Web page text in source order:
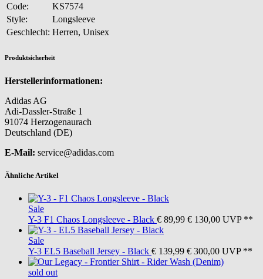
Code:
KS7574
Style:
Longsleeve
Geschlecht: Herren, Unisex
Produktsicherheit
Herstellerinformationen:
Adidas AG
Adi-Dassler-Straße 1
91074 Herzogenaurach
Deutschland (DE)
E-Mail: service@adidas.com
Ähnliche Artikel
Sale
Y-3 F1 Chaos Longsleeve - Black € 89,99 € 130,00 UVP **
Sale
Y-3 EL5 Baseball Jersey - Black € 139,99 € 300,00 UVP **
sold out